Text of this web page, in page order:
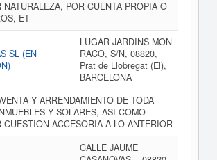
NATURALEZA, POR CUENTA PROPIA O
ET
SL (EN
LUGAR JARDINS MON
RACO, S/N, 08820,
Prat de Llobregat (El),
BARCELONA
Y ARRENDAMIENTO DE TODA
Y SOLARES, ASI COMO
CUESTION ACCESORIA A LO ANTERIOR
CALLE JAUME